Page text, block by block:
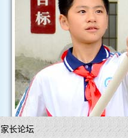
家长论坛